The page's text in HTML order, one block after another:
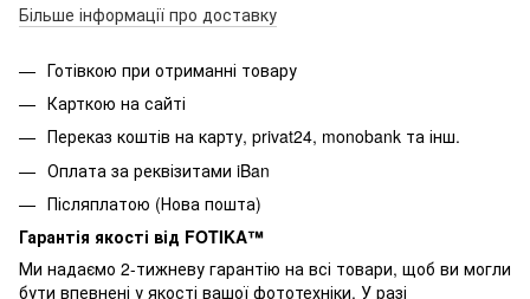
Більше інформації про доставку
Готівкою при отриманні товару
Карткою на сайті
Переказ коштів на карту, privat24, monobank та інш.
Оплата за реквізитами iBan
Післяплатою (Нова пошта)
Гарантія якості від FOTIKA™
Ми надаємо 2-тижневу гарантію на всі товари, щоб ви могли
бути впевнені у якості вашої фототехніки. У разі